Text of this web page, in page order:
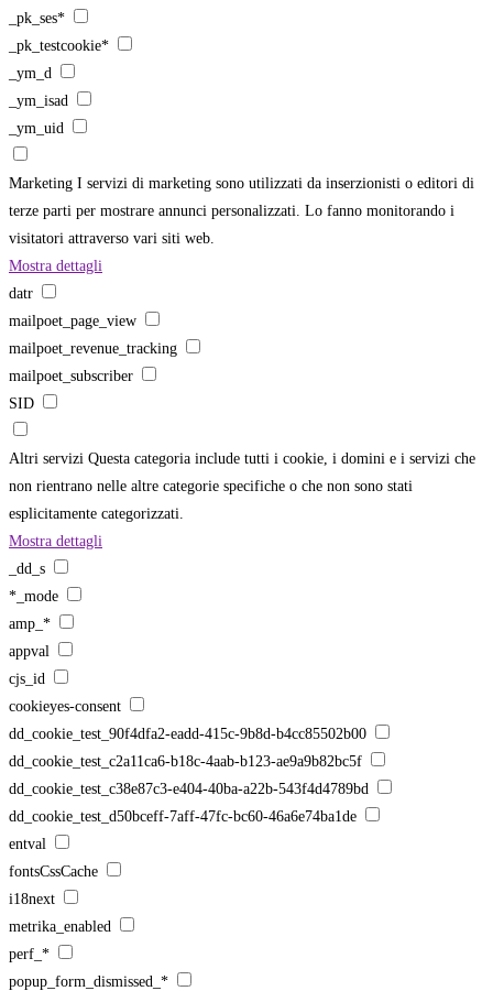
_pk_ses*
_pk_testcookie*
_ym_d
_ym_isad
_ym_uid
Marketing I servizi di marketing sono utilizzati da inserzionisti o editori di
terze parti per mostrare annunci personalizzati. Lo fanno monitorando i
visitatori attraverso vari siti web.
Mostra dettagli
datr
mailpoet_page_view
mailpoet_revenue_tracking
mailpoet_subscriber
SID
Altri servizi Questa categoria include tutti i cookie, i domini e i servizi che
non rientrano nelle altre categorie specifiche o che non sono stati
esplicitamente categorizzati.
Mostra dettagli
_dd_s
*_mode
amp_*
appval
cjs_id
cookieyes-consent
dd_cookie_test_90f4dfa2-eadd-415c-9b8d-b4cc85502b00
dd_cookie_test_c2a11ca6-b18c-4aab-b123-ae9a9b82bc5f
dd_cookie_test_c38e87c3-e404-40ba-a22b-543f4d4789bd
dd_cookie_test_d50bceff-7aff-47fc-bc60-46a6e74ba1de
entval
fontsCssCache
i18next
metrika_enabled
perf_*
popup_form_dismissed_*